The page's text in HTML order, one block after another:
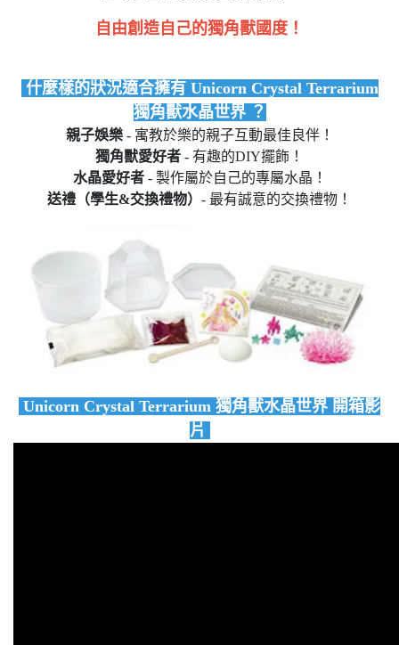
自由創造自己的獨角獸國度！
什麼樣的狀況適合擁有 Unicorn Crystal Terrarium
獨角獸水晶世界 ？
親子娛樂- 寓教於樂的親子互動最佳良伴！
獨角獸愛好者 - 有趣的DIY擺飾！
水晶愛好者 - 製作屬於自己的專屬水晶！
送禮（學生&交換禮物） - 最有誠意的交換禮物！
Unicorn Crystal Terrarium 獨角獸水晶世界 開箱影
片